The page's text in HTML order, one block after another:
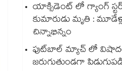
యాక్సిడెంట్ లో గ్యాంగ్
కుమారుడు మృతి :
చిన్నాభిన్నం
ఫుట్‌బాల్ మ్యాచ్ లో
జరుగుతుండగా